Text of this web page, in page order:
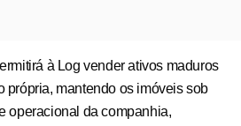
à Log vender ativos maduros
própria, mantendo os imóveis sob
operacional da companhia,